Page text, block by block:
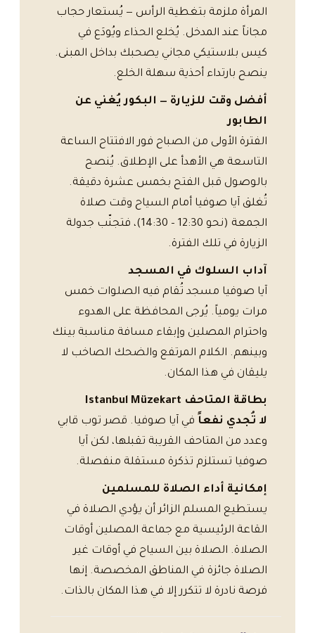
المرأة ملزمة بتغطية الرأس — يُستعار حجاب
مجاناً عند المدخل. يُخلع الحذاء ويُودَع في
كيس بلاستيكي مجاني يصحبك بداخل المبنى.
ينصح بارتداء أحذية سهلة الخلع.
أفضل وقت للزيارة — البكور يُغني عن
الطابور
الفترة الأولى من الصباح فور الافتتاح الساعة
التاسعة هي الأهدأ على الإطلاق. يُنصح
بالوصول قبل الفتح بخمس عشرة دقيقة.
تُغلق آيا صوفيا أمام السياح وقت صلاة
الجمعة (نحو 12:30 – 14:30)، فتجنّب جدولة
الزيارة في تلك الفترة.
آداب السلوك في المسجد
آيا صوفيا مسجد تُقام فيه الصلوات خمس
مرات يومياً. يُرجى المحافظة على الهدوء
واحترام المصلين وإبقاء مسافة مناسبة بينك
وبينهم. الكلام المرتفع والضحك الصاخب لا
يليقان في هذا المكان.
بطاقة المتاحف Istanbul Müzekart
لا تُجدي نفعاً في آيا صوفيا. قصر توب قابي
وعدد من المتاحف القريبة تقبلها، لكن آيا
صوفيا تستلزم تذكرة مستقلة منفصلة.
إمكانية أداء الصلاة للمسلمين
يستطيع المسلم الزائر أن يؤدي الصلاة في
القاعة الرئيسية مع جماعة المصلين أوقات
الصلاة. الصلاة بين السياح في أوقات غير
الصلاة جائزة في المناطق المخصصة. إنها
فرصة نادرة لا تتكرر إلا في هذا المكان بالذات.